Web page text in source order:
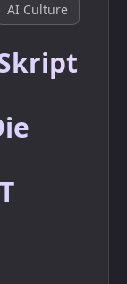
AI Culture